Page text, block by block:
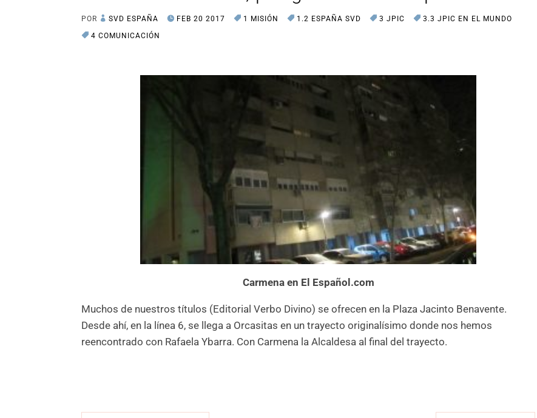
POR SVD ESPAÑA FEB 20 2017 1 MISIÓN 1.2 ESPAÑA SVD 3 JPIC
3.3 JPIC EN EL MUNDO
4 COMUNICACIÓN
Carmena en El Español.com
Muchos de nuestros títulos (Editorial Verbo Divino) se ofrecen en la Plaza Jacinto Benavente.
Desde ahí, en la línea 6, se llega a Orcasitas en un trayecto originalísimo donde nos hemos
reencontrado con Rafaela Ybarra. Con Carmena la Alcaldesa al final del trayecto.